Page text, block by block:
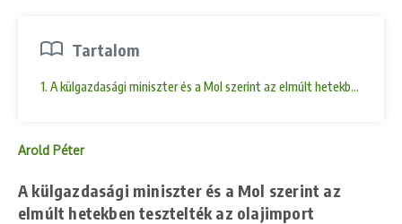
Tartalom
1. A külgazdasági miniszter és a Mol szerint az elmúlt hetekben
Arold Péter
A külgazdasági miniszter és a Mol szerint az
elmúlt hetekben tesztelték az olajimport